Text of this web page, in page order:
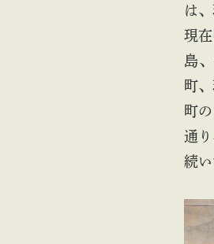
は
現
島
町
町
通
続い